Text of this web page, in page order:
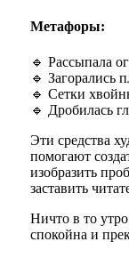
Метафоры:
🔹 Рассыпала
🔹 Загорались
🔹 Сетки
🔹 Дробилась
Эти средства
помогают
изобразить
заставить
Ничто в то
спокойна и